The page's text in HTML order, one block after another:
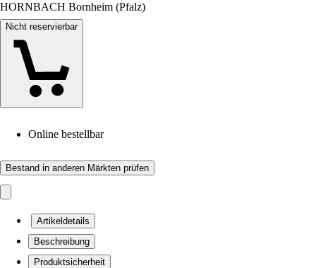
HORNBACH Bornheim (Pfalz)
Nicht reservierbar
Online bestellbar
Bestand in anderen Märkten prüfen
Artikeldetails
Beschreibung
Produktsicherheit